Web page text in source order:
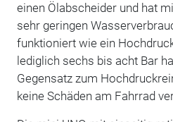
einen Ölabscheider und hat
sehr geringen
funktioniert wie ein
lediglich sechs bis acht Bar
Gegensatz zum
keine Schäden am Fahrrad